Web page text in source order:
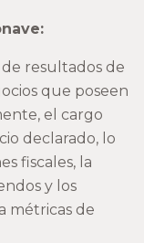
resultados de
que poseen
el cargo
declarado, lo
fiscales, la
y los
métricas de